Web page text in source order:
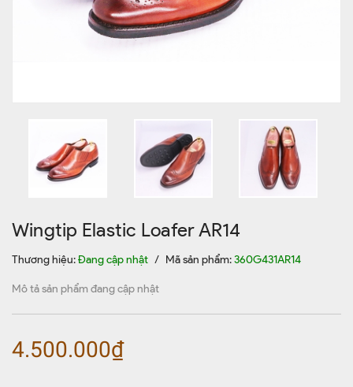
Wingtip Elastic Loafer AR14
Thương hiệu:Đang cập nhật / Mã sản phẩm:360G431AR14
Mô tả sản phẩm đang cập nhật
4.500.000₫